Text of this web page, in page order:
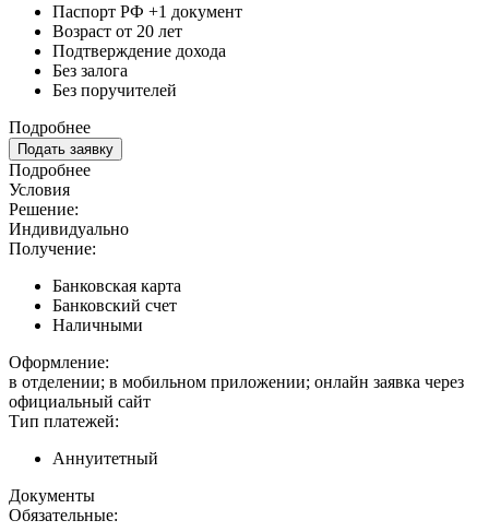
Паспорт РФ +1 документ
Возраст от 20 лет
Подтверждение дохода
Без залога
Без поручителей
Подробнее
Подать заявку
Подробнее
Условия
Решение:
Индивидуально
Получение:
Банковская карта
Банковский счет
Наличными
Оформление:
в отделении; в мобильном приложении; онлайн заявка через
официальный сайт
Тип платежей:
Аннуитетный
Документы
Обязательные: